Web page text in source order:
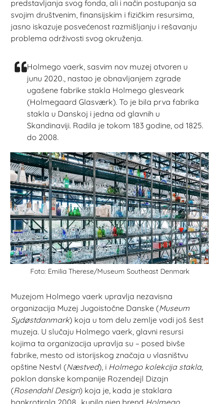
predstavljanja svog fonda, ali i način postupanja sa
svojim društvenim, finansijskim i fizičkim resursima,
jasno iskazuje posvećenost razmišljanju i rešavanju
problema održivosti svog okruženja.
Holmego vaerk, sasvim nov muzej otvoren u
junu 2020., nastao je obnavljanjem zgrade
ugašene fabrike stakla Holmego glesveark
(Holmegaard Glasværk). To je bila prva fabrika
stakla u Danskoj i jedna od glavnih u
Skandinaviji. Radila je tokom 183 godine, od 1825.
do 2008.
Foto: Emilia Therese/Museum Southeast Denmark
Muzejom Holmego vaerk upravlja nezavisna
organizacija Muzej Jugoistočne Danske (Museum
Sydøstdanmark) koja u tom delu zemlje vodi još šest
muzeja. U slučaju Holmego vaerk, glavni resursi
kojima ta organizacija upravlja su – posed bivše
fabrike, mesto od istorijskog značaja u vlasništvu
opštine Nestvl (Næstved), i Holmego kolekcija stakla,
poklon danske kompanije Rozendejl Dizajn
(Rosendahl Design) koja je, kada je staklara